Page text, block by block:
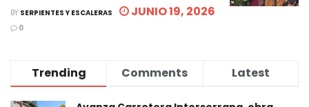
BY SERPIENTES Y ESCALERAS JUNIO 19, 2026
0
Trending Comments Latest